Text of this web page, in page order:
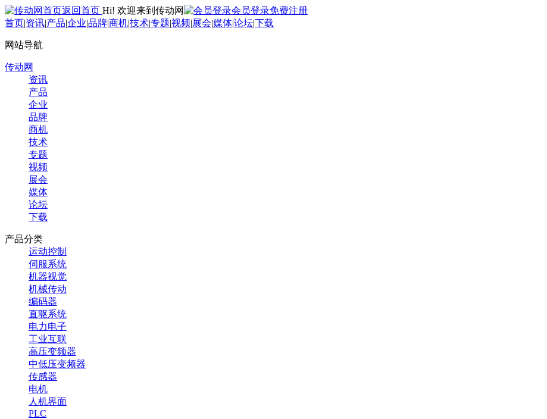
返回首页 Hi! 欢迎来到传动网 会员登录免费注册
首页|资讯|产品|企业|品牌|商机|技术|专题|视频|展会|媒体|论坛|下载
网站导航
传动网
资讯
产品
企业
品牌
商机
技术
专题
视频
展会
媒体
论坛
下载
产品分类
运动控制
伺服系统
机器视觉
机械传动
编码器
直驱系统
电力电子
工业互联
高压变频器
中低压变频器
传感器
电机
人机界面
PLC